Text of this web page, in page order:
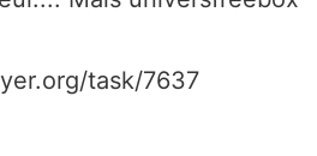
task/7637